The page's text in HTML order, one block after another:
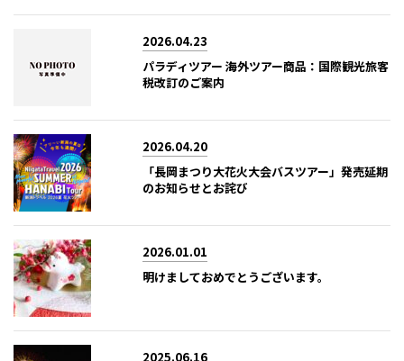
2026.04.23
パラディツアー 海外ツアー商品：国際観光旅客
税改訂のご案内
2026.04.20
「長岡まつり大花火大会バスツアー」発売延期
のお知らせとお詫び
2026.01.01
明けましておめでとうございます。
2025.06.16